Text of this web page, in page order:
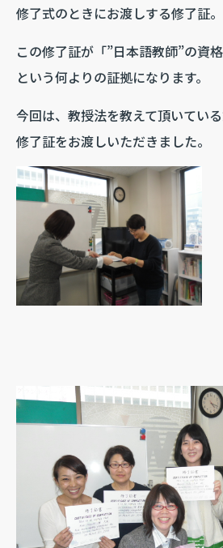
修了式のときにお渡しする修了証。
この修了証が「”日本語教師”の資
という何よりの証拠になります。
今回は、教授法を教えて頂いてい
修了証をお渡しいただきました。